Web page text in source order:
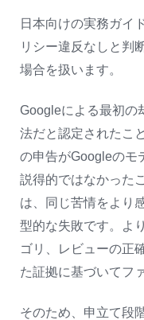
日本向けの実務ガイ
リシー違反なしと判
場合を扱います。
Googleによる最初の
法だと認定されたこ
の申告がGoogleのモ
説得的ではなかった
は、同じ苦情をより
型的な失敗です。よ
ゴリ、レビューの正
た証拠に基づいてフ
そのため、申立て段